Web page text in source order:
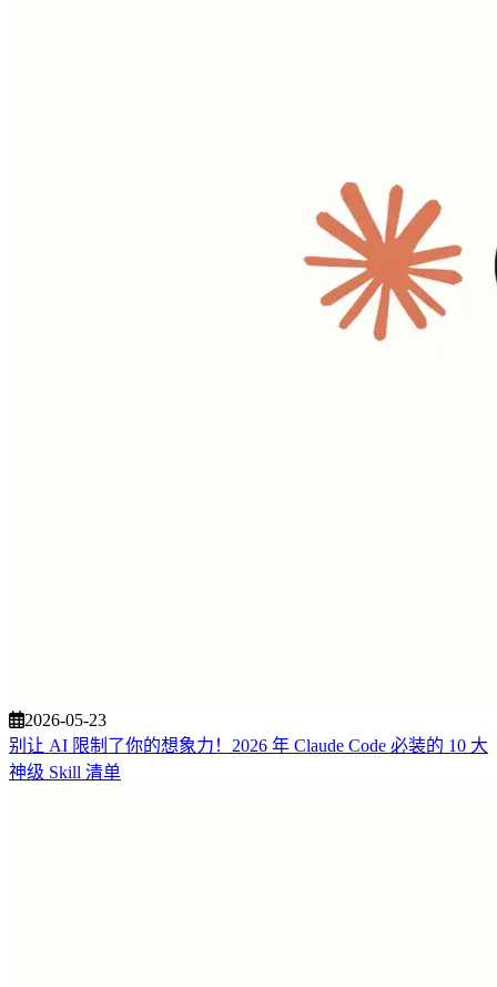
2026-05-23
别让 AI 限制了你的想象力！2026 年 Claude Code 必装的 10 大
神级 Skill 清单